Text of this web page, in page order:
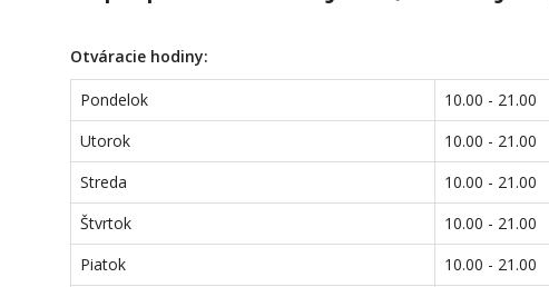
Otváracie hodiny:
Pondelok
10.00 - 21.00
Utorok
10.00 - 21.00
Streda
10.00 - 21.00
Štvrtok
10.00 - 21.00
Piatok
10.00 - 21.00